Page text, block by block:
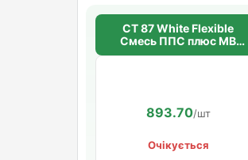
CT 87 White Flexible
Смесь ППС плюс МВ
белая «2 в 1»
893.70/шт
Очікується